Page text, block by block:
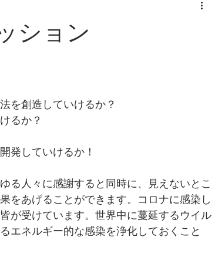
ション
を創造していけるか？
るか？
発していけるか！
る人々に感謝すると同時に、見えないとこ
をあげることができます。コロナに感染し
が受けています。世界中に蔓延するウイル
エネルギー的な感染を浄化しておくこと